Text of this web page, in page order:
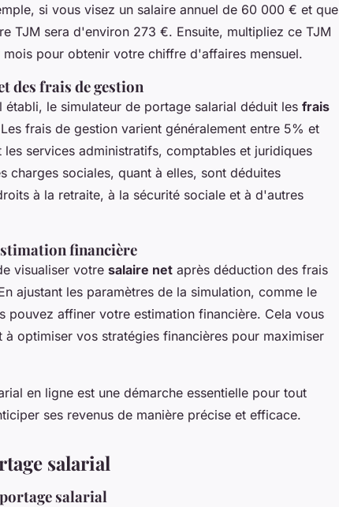
si vous visez un salaire annuel de 60 000 € et que
TJM sera d'environ 273 €. Ensuite, multipliez ce TJM
pour obtenir votre chiffre d'affaires mensuel.
des frais de gestion
le simulateur de portage salarial déduit les frais
frais de gestion varient généralement entre 5% et
services administratifs, comptables et juridiques
charges sociales, quant à elles, sont déduites
à la retraite, à la sécurité sociale et à d'autres
financière
visualiser votre salaire net après déduction des frais
ajustant les paramètres de la simulation, comme le
pouvez affiner votre estimation financière. Cela vous
optimiser vos stratégies financières pour maximiser
en ligne est une démarche essentielle pour tout
ses revenus de manière précise et efficace.
salarial
salarial